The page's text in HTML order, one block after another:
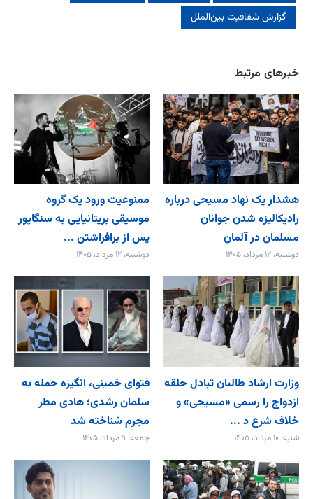
گزارش شفافیت بین‌الملل
خبرهای مرتبط
هشدار یک نهاد مسیحی درباره
رادیکالیزه شدن جوانان
مسلمان در آلمان
دوشنبه، ۱۲ مرداد، ۱۴۰۵
ممنوعیت ورود یک گروه
موسیقی بریتانیایی به سنگاپور
پس از برافراشتن ...
دوشنبه، ۱۲ مرداد، ۱۴۰۵
وزارت ارشاد طالبان تبادل حلقه
ازدواج را رسمی «مسیحی» و
خلاف شرع د ...
شنبه، ۱۰ مرداد، ۱۴۰۵
فتوای خمینی، انگیزه حمله به
سلمان رشدی؛ هادی مطر
مجرم شناخته شد
جمعه، ۹ مرداد، ۱۴۰۵